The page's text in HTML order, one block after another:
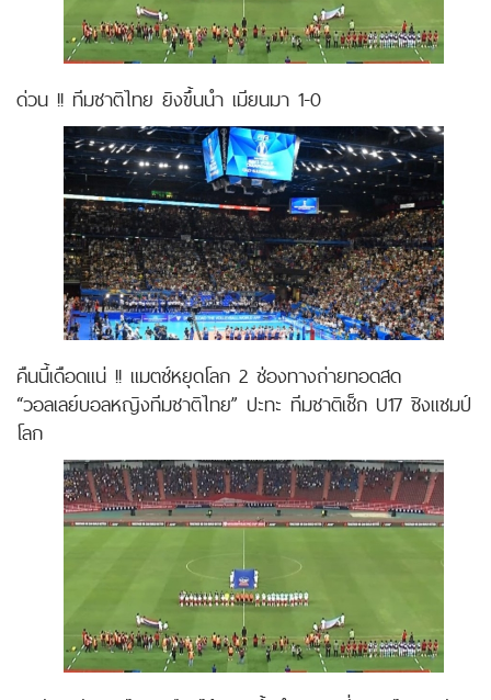
ด่วน !! ทีมชาติไทย ยิงขึ้นนำ เมียนมา 1-0
คืนนี้เดือดแน่ !! แมตช์หยุดโลก 2 ช่องทางถ่ายทอดสด
“วอลเลย์บอลหญิงทีมชาติไทย” ปะทะ ทีมชาติเช็ก U17 ชิงแชมป์
โลก